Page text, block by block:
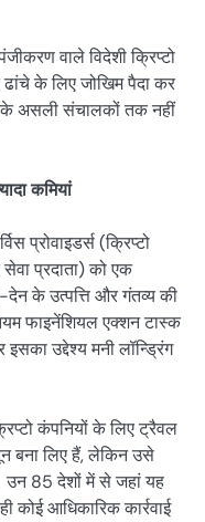
वाले विदेशी क्रिप्टो
ढांचे के लिए जोखिम पैदा कर
के असली संचालकों तक नहीं
कमियां
प्रोवाइडर्स (क्रिप्टो
प्रदाता) को एक
देन के उत्पत्ति और गंतव्य की
फाइनेंशियल एक्शन टास्क
उद्देश्य मनी लॉन्ड्रिंग
कंपनियों के लिए ट्रैवल
बना लिए हैं, लेकिन उसे
85 देशों में से जहां यह
कोई आधिकारिक कार्रवाई